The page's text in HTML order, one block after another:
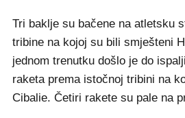
Tri baklje su bačene na atletsku
tribine na kojoj su bili smješteni
jednom trenutku došlo je do
raketa prema istočnoj tribini na
Cibalie. Četiri rakete su pale na